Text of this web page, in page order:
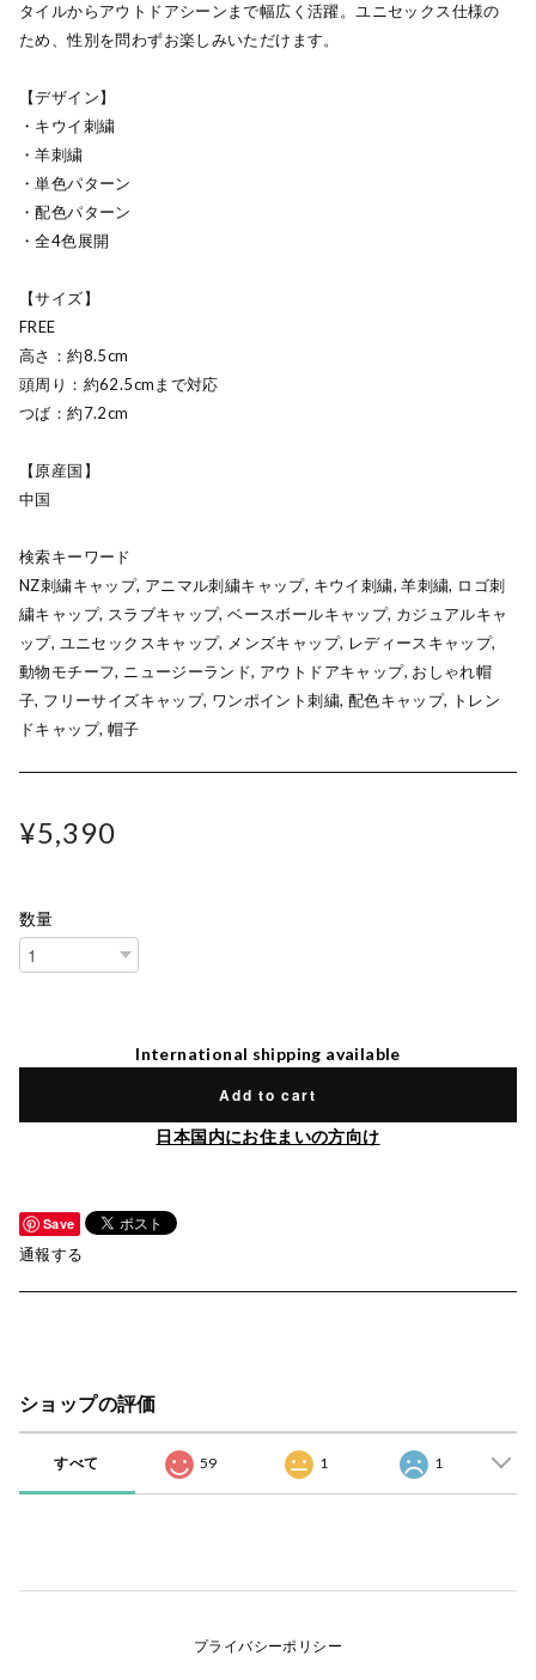
タイルからアウトドアシーンまで幅広く活躍。ユニセックス仕様の
ため、性別を問わずお楽しみいただけます。
【デザイン】
・キウイ刺繍
・羊刺繍
・単色パターン
・配色パターン
・全4色展開
【サイズ】
FREE
高さ：約8.5cm
頭周り：約62.5cmまで対応
つば：約7.2cm
【原産国】
中国
検索キーワード
NZ刺繍キャップ, アニマル刺繍キャップ, キウイ刺繍, 羊刺繍, ロゴ刺
繍キャップ, スラブキャップ, ベースボールキャップ, カジュアルキャ
ップ, ユニセックスキャップ, メンズキャップ, レディースキャップ,
動物モチーフ, ニュージーランド, アウトドアキャップ, おしゃれ帽
子, フリーサイズキャップ, ワンポイント刺繍, 配色キャップ, トレン
ドキャップ, 帽子
¥5,390
数量
International shipping available
Add to cart
日本国内にお住まいの方向け
Save
通報する
ショップの評価
すべて 59 1 1
プライバシーポリシー